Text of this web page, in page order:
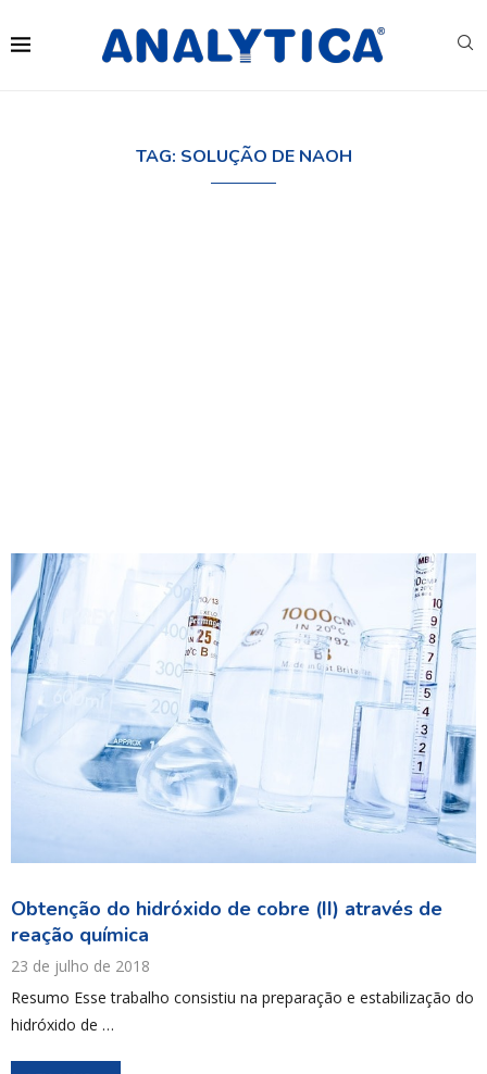
TAG: SOLUÇÃO DE NAOH
Obtenção do hidróxido de cobre (II) através de
reação química
23 de julho de 2018
Resumo Esse trabalho consistiu na preparação e estabilização do
hidróxido de …